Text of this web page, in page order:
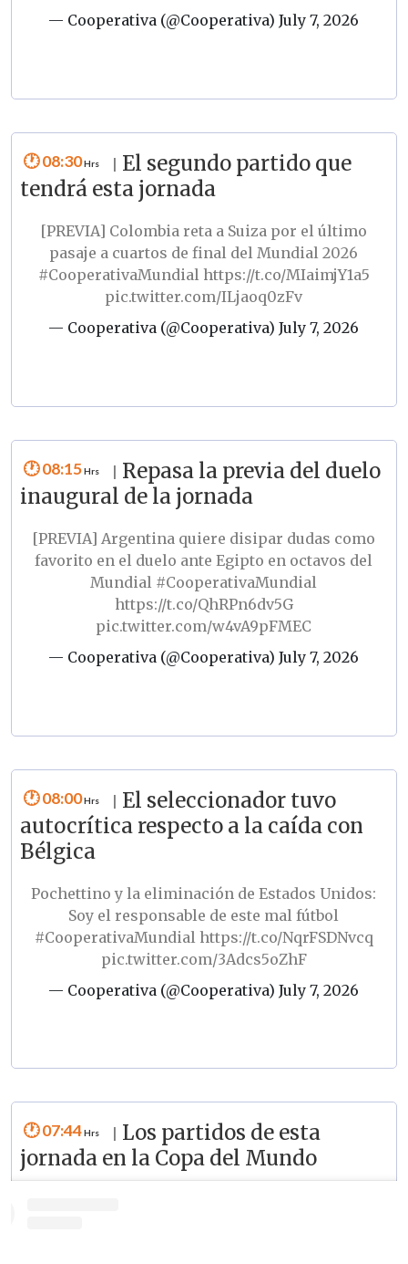
— Cooperativa (@Cooperativa)July 7, 2026
08:30
El segundo partido que
tendrá esta jornada
[PREVIA] Colombia reta a Suiza por el último
pasaje a cuartos de final del Mundial 2026
#CooperativaMundial https://t.co/MIaimjY1a5
pic.twitter.com/ILjaoq0zFv
— Cooperativa (@Cooperativa)July 7, 2026
08:15
Repasa la previa del duelo
inaugural de la jornada
[PREVIA] Argentina quiere disipar dudas como
favorito en el duelo ante Egipto en octavos del
Mundial #CooperativaMundial
https://t.co/QhRPn6dv5G
pic.twitter.com/w4vA9pFMEC
— Cooperativa (@Cooperativa)July 7, 2026
08:00
El seleccionador tuvo
autocrítica respecto a la caída con
Bélgica
Pochettino y la eliminación de Estados Unidos:
Soy el responsable de este mal fútbol
#CooperativaMundial https://t.co/NqrFSDNvcq
pic.twitter.com/3Adcs5oZhF
— Cooperativa (@Cooperativa)July 7, 2026
07:44
Los partidos de esta
jornada en la Copa del Mundo